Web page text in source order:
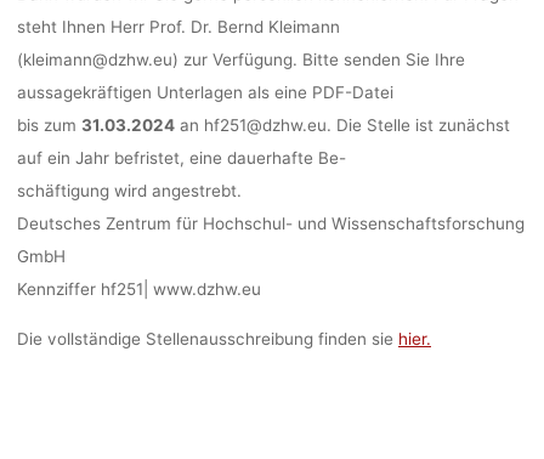
steht Ihnen Herr Prof. Dr. Bernd Kleimann
(kleimann@dzhw.eu) zur Verfügung. Bitte senden Sie Ihre
aussagekräftigen Unterlagen als eine PDF-Datei
bis zum 31.03.2024an hf251@dzhw.eu. Die Stelle ist zunächst
auf ein Jahr befristet, eine dauerhafte Be-
schäftigung wird angestrebt.
Deutsches Zentrum für Hochschul- und Wissenschaftsforschung
GmbH
Kennziffer hf251| www.dzhw.eu
Die vollständige Stellenausschreibung finden sie hier.